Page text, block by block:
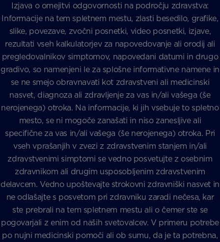
Izjava o omejitvi odgovornosti na področju zdravstva:
Informacije na tem spletnem mestu, zlasti besedilo, grafike,
slike, povezave, zvočni posnetki, video posnetki, izjave,
rezultati vseh kalkulatorjev za napovedovanje ali orodij ali
pregledovalnikov simptomov, napovedani datumi in drugo
gradivo, so namenjeni le za splošne informativne namene in
se ne smejo obravnavati kot zdravstveni ali medicinski
nasvet, diagnoza ali zdravljenje za vas in/ali vašega (še
nerojenega) otroka. Na informacije, ki jih vsebuje to spletno
mesto, se ni mogoče zanašati in niso zanesljive ali
specifične za vas in/ali vašega (še nerojenega) otroka. Pri
vseh vprašanjih v zvezi z zdravstvenim stanjem in/ali
zdravstvenimi simptomi se vedno posvetujte z osebnim
zdravnikom ali drugim usposobljenim zdravstvenim
delavcem. Vedno upoštevajte strokovni zdravniški nasvet in
ne odlašajte s posvetom pri zdravniku zaradi nečesa, kar
ste prebrali na tem spletnem mestu ali o čemer ste se
pogovarjali z enim od naših svetovalcev. V primeru potrebe
po nujni medicinski pomoči ali ob sumu, da je ta potrebna,